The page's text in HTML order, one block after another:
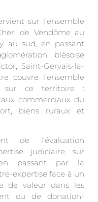
sur l’ensemble
de Vendôme au
au sud, en passant
blésoise
Saint-Gervais-la-
couvre l’ensemble
sur ce territoire :
commerciaux du
biens ruraux et
de l’évaluation
judiciaire sur
passant par la
expertise face à un
de valeur dans les
ou de donation-